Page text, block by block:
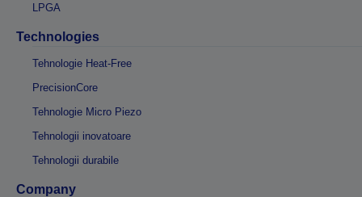
LPGA
Technologies
Tehnologie Heat-Free
PrecisionCore
Tehnologie Micro Piezo
Tehnologii inovatoare
Tehnologii durabile
Company